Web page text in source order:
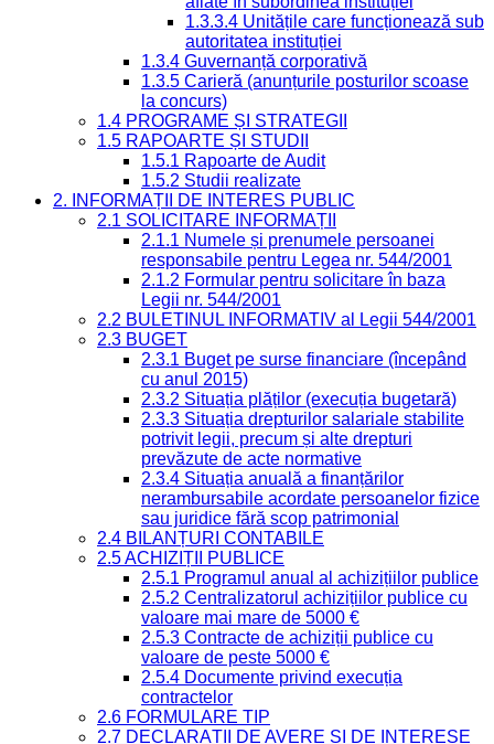
1.3.3.4 Unitățile care funcționează sub
autoritatea instituției
1.3.4 Guvernanță corporativă
1.3.5 Carieră (anunțurile posturilor scoase
la concurs)
1.4 PROGRAME ȘI STRATEGII
1.5 RAPOARTE ȘI STUDII
1.5.1 Rapoarte de Audit
1.5.2 Studii realizate
2. INFORMAȚII DE INTERES PUBLIC
2.1 SOLICITARE INFORMAȚII
2.1.1 Numele și prenumele persoanei
responsabile pentru Legea nr. 544/2001
2.1.2 Formular pentru solicitare în baza
Legii nr. 544/2001
2.2 BULETINUL INFORMATIV al Legii 544/2001
2.3 BUGET
2.3.1 Buget pe surse financiare (începând
cu anul 2015)
2.3.2 Situația plăților (execuția bugetară)
2.3.3 Situația drepturilor salariale stabilite
potrivit legii, precum și alte drepturi
prevăzute de acte normative
2.3.4 Situația anuală a finanțărilor
nerambursabile acordate persoanelor fizice
sau juridice fără scop patrimonial
2.4 BILANȚURI CONTABILE
2.5 ACHIZIȚII PUBLICE
2.5.1 Programul anual al achizițiilor publice
2.5.2 Centralizatorul achizițiilor publice cu
valoare mai mare de 5000 €
2.5.3 Contracte de achiziții publice cu
valoare de peste 5000 €
2.5.4 Documente privind execuția
contractelor
2.6 FORMULARE TIP
2.7 DECLARAȚII DE AVERE ȘI DE INTERESE